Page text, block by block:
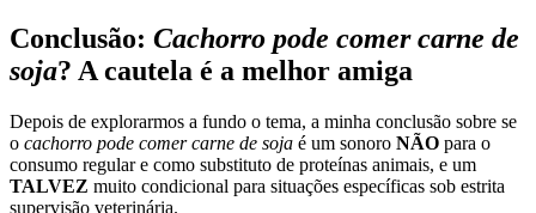
Conclusão: Cachorro pode comer carne de
soja? A cautela é a melhor amiga
Depois de explorarmos a fundo o tema, a minha conclusão sobre se
o cachorro pode comer carne de soja é um sonoro NÃO para o
consumo regular e como substituto de proteínas animais, e um
TALVEZ muito condicional para situações específicas sob estrita
supervisão veterinária.